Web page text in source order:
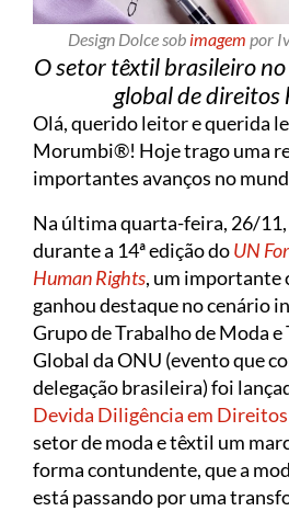
Design Dolce sob imagem por
O setor têxtil brasileiro
global de direitos
Olá, querido leitor e querida
Morumbi®! Hoje trago uma
importantes avanços no
Na última quarta-feira, 26/11,
durante a 14ª edição doUN
Human Rights, um importante
ganhou destaque no cenário
Grupo de Trabalho de Moda
Global da ONU (evento que
delegação brasileira) foi
Devida Diligência em
setor de moda e têxtil um
forma contundente, que a
está passando por uma